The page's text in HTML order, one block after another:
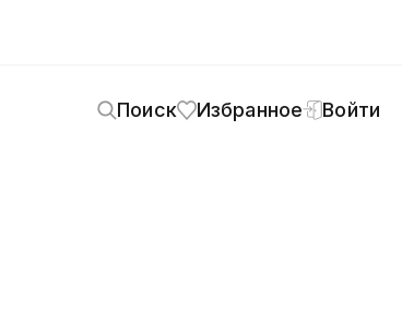
Поиск Избранное Войти